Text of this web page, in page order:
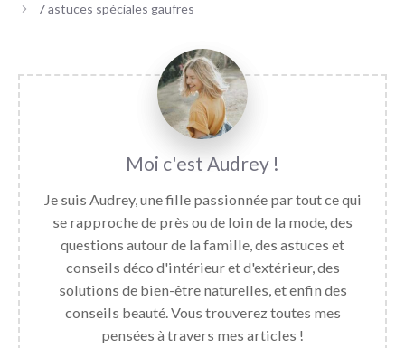
7 astuces spéciales gaufres
Audrey
Je suis Audrey, une fille passionnée par tout ce qui
se rapproche de près ou de loin de la mode, des
questions autour de la famille, des astuces et
conseils déco d'intérieur et d'extérieur, des
solutions de bien-être naturelles, et enfin des
conseils beauté. Vous trouverez toutes mes
pensées à travers mes articles !